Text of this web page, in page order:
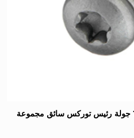
الكرتون الصلب T8 T27 جولة رئيس توركس سائق مجموعة